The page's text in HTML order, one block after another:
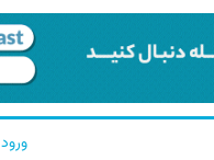
ورود